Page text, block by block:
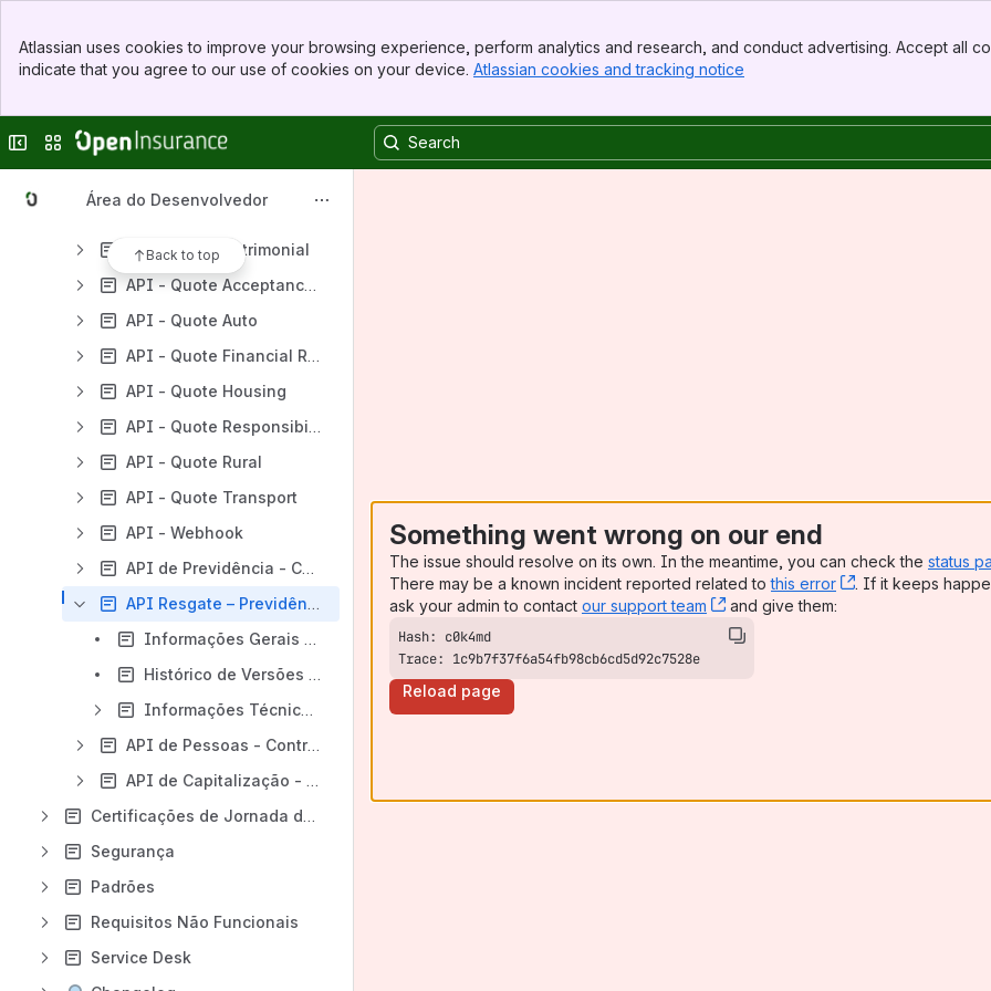
Top Bar
Sidebar
Atlassian uses cookies to improve your browsing experience, perform analytics and research, and conduct advertising. Accept all
indicate that you agree to our use of cookies on your device. Atlassian cookies and tracking notice
Collapse sidebar
Switch sites or apps
Área do Desenvolvedor
Back to top
Fase 3 - Serviços de Iniciação de Movimentação
Documentos Complementares da Fase 3 Bloco 6
API - Dynamic Fields
API - Quote Patrimonial
API - Quote Acceptance And Branches Abroad
API - Quote Auto
API - Quote Financial Risk
API - Quote Housing
API - Quote Responsibility
API - Quote Rural
API - Quote Transport
API - Webhook
API de Previdência - Contratação e Portabilidade
API Resgate – Previdência e Capitalização
Informações Gerais - API Resgate – Previdência e Capitalização
Histórico de Versões - API Resgate – Previdência e Capitalização
Informações Técnicas - API Resgate – Previdência e Capitalização
API de Pessoas - Contratação
API de Capitalização - Pagamento de Sorteio e contratação
Certificações de Jornada do Open Insurance
Segurança
Padrões
Requisitos Não Funcionais
Service Desk
Something went wrong on our end
The issue should resolve on its own. In the meantime, you can check the status
There may be a known incident reported related tothis error , (opens new
. If it keeps
ask your admin to contact our support team , (opens new window)
and give them:
Trace: 1c9b7f37f6a54fb98cb6cd5d92c7528e
Reload page